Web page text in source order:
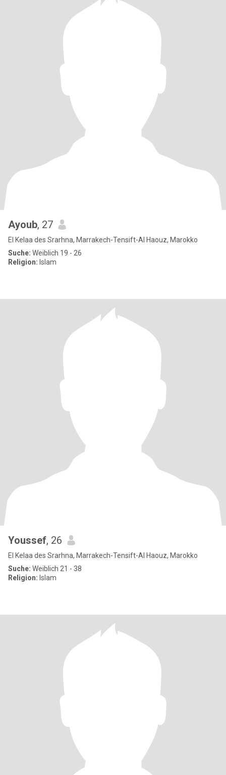
Ayoub, 27
El Kelaa des Srarhna, Marrakech-Tensift-Al Haouz, Marokko
Suche: Weiblich 19 - 26
Religion: Islam
Youssef, 26
El Kelaa des Srarhna, Marrakech-Tensift-Al Haouz, Marokko
Suche: Weiblich 21 - 38
Religion: Islam